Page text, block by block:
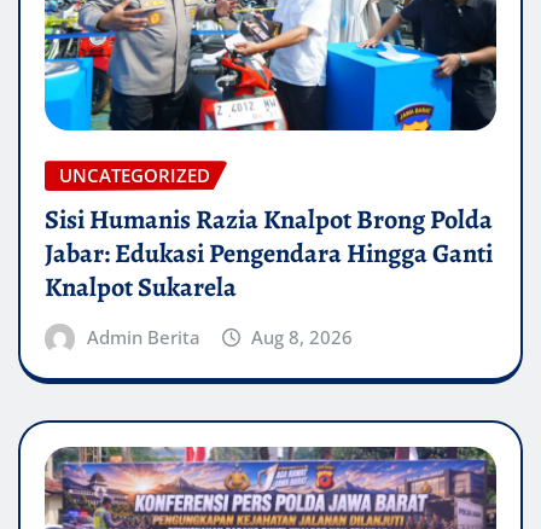
UNCATEGORIZED
Sisi Humanis Razia Knalpot Brong Polda
Jabar: Edukasi Pengendara Hingga Ganti
Knalpot Sukarela
Admin Berita Aug 8, 2026